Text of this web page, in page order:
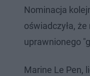
Nominacja
oświadczyła,
uprawnionego
Marine Le Pen,